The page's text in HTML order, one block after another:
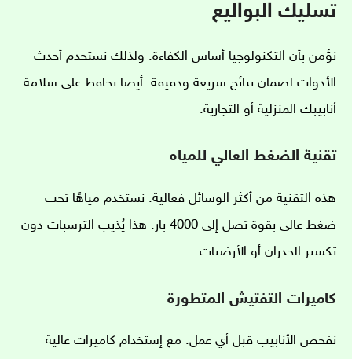
تسليك البواليع
نؤمن بأن التكنولوجيا أساس الكفاءة. ولذلك نستخدم أحدث
الأدوات لضمان نتائج سريعة ودقيقة. أيضا نحافظ على سلامة
أنابيبك المنزلية أو التجارية.
تقنية الضغط العالي للمياه
هذه التقنية من أكثر الوسائل فعالية. نستخدم مياهًا تحت
ضغط عالي بقوة تصل إلى 4000 بار. هذا يُذيب الترسبات دون
تكسير الجدران أو الأرضيات.
كاميرات التفتيش المتطورة
نفحص الأنابيب قبل أي عمل. مع إستخدام كاميرات عالية